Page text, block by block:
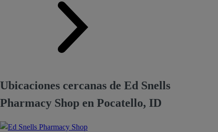
Ubicaciones cercanas de Ed Snells
Pharmacy Shop en Pocatello, ID